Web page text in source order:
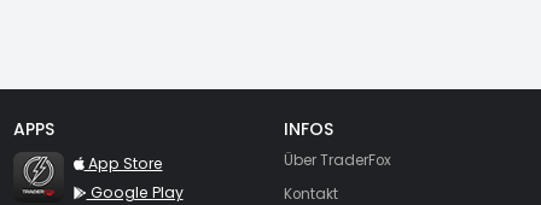
APPS
TraderFox Flash
App Store
Google Play
INFOS
Über TraderFox
Kontakt